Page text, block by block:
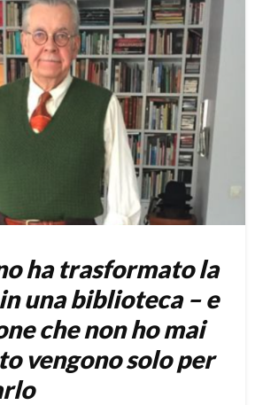
ha trasformato la
una biblioteca – e
che non ho mai
vengono solo per